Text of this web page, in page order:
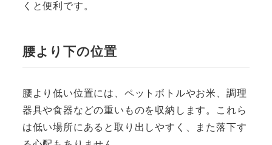
くと便利です。
腰より下の位置
腰より低い位置には、ペットボトルやお米、調理
器具や食器などの重いものを収納します。これら
は低い場所にあると取り出しやすく、また落下す